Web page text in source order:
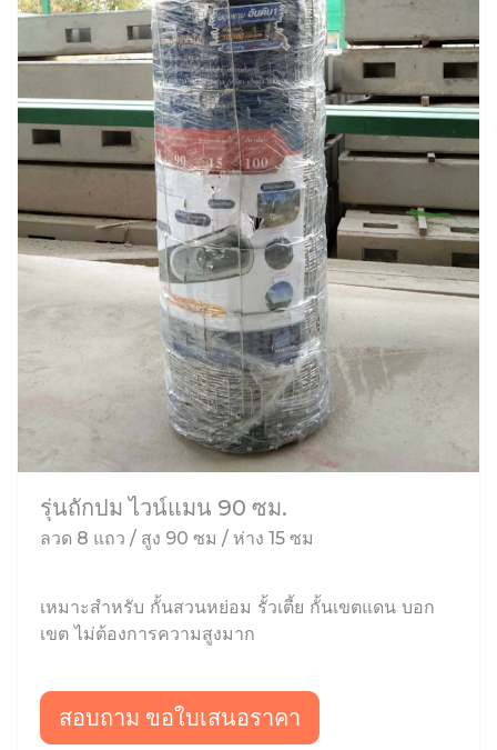
รุ่นถักปม ไวน์แมน 90 ซม.
ลวด 8 แถว / สูง 90 ซม / ห่าง 15 ซม
เหมาะสำหรับ กั้นสวนหย่อม รั้วเตี้ย กั้นเขตแดน บอก
เขต ไม่ต้องการความสูงมาก
สอบถาม ขอใบเสนอราคา